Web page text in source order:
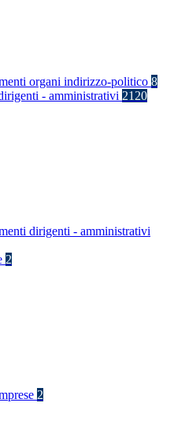
organi indirizzo-politico 8
- amministrativi 2120
dirigenti - amministrativi
2
2